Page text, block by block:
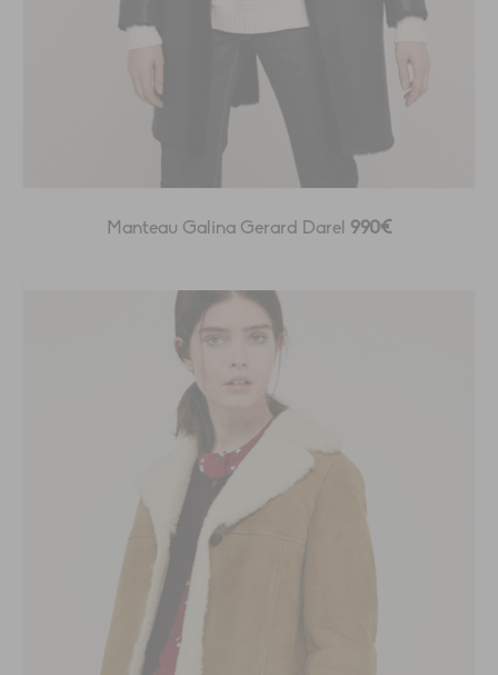
Manteau Galina Gerard Darel 990€